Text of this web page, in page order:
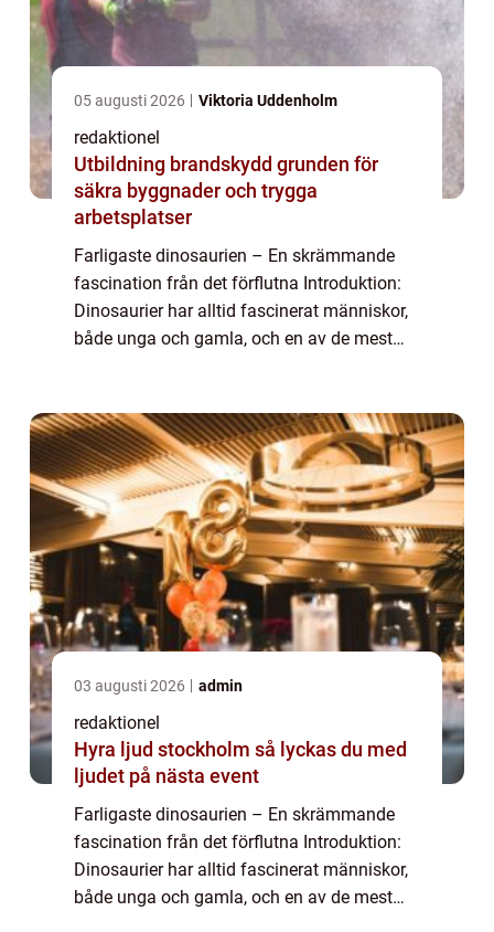
05 augusti 2026 Viktoria Uddenholm
redaktionel
Utbildning brandskydd grunden för
säkra byggnader och trygga
arbetsplatser
Farligaste dinosaurien – En skrämmande
fascination från det förflutna Introduktion:
Dinosaurier har alltid fascinerat människor,
både unga och gamla, och en av de mest
03 augusti 2026 admin
redaktionel
Hyra ljud stockholm så lyckas du med
ljudet på nästa event
Farligaste dinosaurien – En skrämmande
fascination från det förflutna Introduktion:
Dinosaurier har alltid fascinerat människor,
både unga och gamla, och en av de mest